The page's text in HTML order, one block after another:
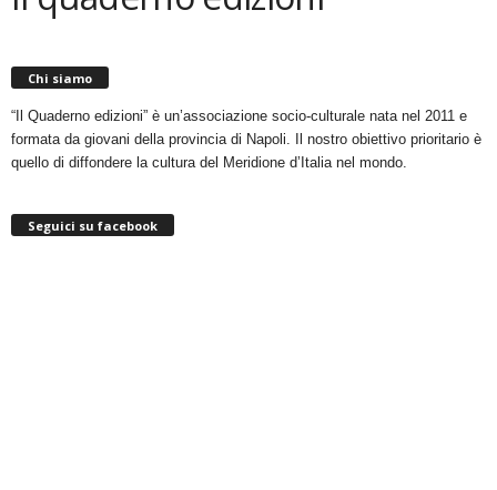
Chi siamo
“Il Quaderno edizioni” è un’associazione socio-culturale nata nel 2011 e
formata da giovani della provincia di Napoli. Il nostro obiettivo prioritario è
quello di diffondere la cultura del Meridione d’Italia nel mondo.
Seguici su facebook